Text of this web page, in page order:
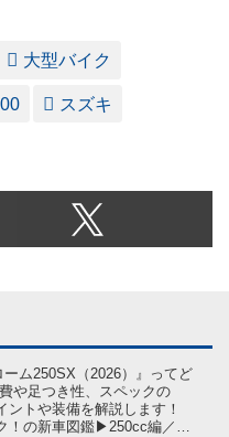
大型バイク
スズキ
ム250SX（2026）』ってど
や足つき性、スペックの
ントや装備を解説します！
！の新車図鑑▶250cc編／